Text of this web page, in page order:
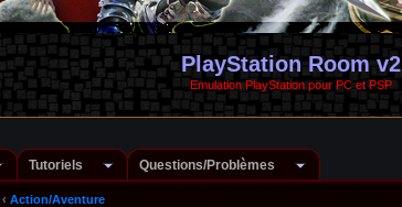
PlayStation Room v2
Emulation PlayStation pour PC et PSP
Tutoriels Questions/Problèmes
‹ Action/Aventure